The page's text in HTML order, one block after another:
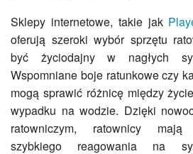
Sklepy internetowe, takie jak
oferują szeroki wybór sprzętu
być życiodajny w nagłych
Wspomniane boje ratunkowe czy
mogą sprawić różnicę między
wypadku na wodzie. Dzięki
ratowniczym, ratownicy
szybkiego reagowania na